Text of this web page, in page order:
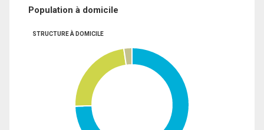
Population à domicile
STRUCTURE À DOMICILE